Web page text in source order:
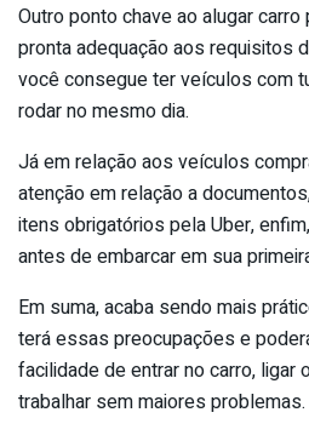
Outro ponto chave ao alugar
pronta adequação aos requisitos
você consegue ter veículos com
rodar no mesmo dia.
Já em relação aos veículos
atenção em relação a
itens obrigatórios pela Uber,
antes de embarcar em sua
Em suma, acaba sendo mais
terá essas preocupações e
facilidade de entrar no carro, ligar
trabalhar sem maiores problemas.